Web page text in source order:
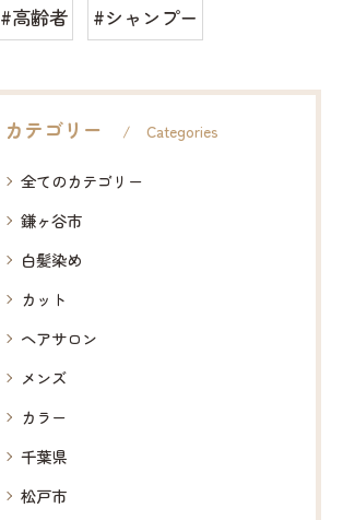
#高齢者 #シャンプー
カテゴリー Categories
全てのカテゴリー
鎌ヶ谷市
白髪染め
カット
ヘアサロン
メンズ
カラー
千葉県
松戸市